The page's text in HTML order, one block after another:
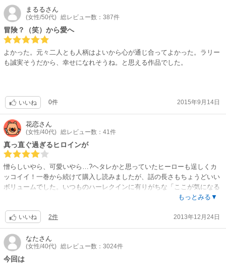
れる過程が楽しい。 ことごとく好みが二人は重ならないが、二人で過ごす
時間が、二人にとってどんどん幸せの時間となっていったこと、そのため
に、数々の不可解な事件があることが二人の協力・結束に結び付いてい
く。 屋敷、宿屋、使用人雇入れ替え等々前向きに取り組むヒロインと、チ
ャランポランに見えながら、そのチャランポランが、無駄にはなってない
彼。結婚で身を固めるというのはまさしくこういうことだろう。
た。
邦題、なんとかならないのだろうか。
まるるさん
(女性/50代) 総レビュー数：387件
冒険？（笑）から愛へ
よかった。元々二人とも人柄はよいから心が通じ合ってよかった。ラリー
も誠実そうだから、幸せになれそうね。と思える作品でした。
いいね 0件 2015年9月14日
花恋さん
(女性/40代) 総レビュー数：41件
真っ直ぐ過ぎるヒロインが
憎らしいやら、可愛いやら…?ヘタレかと思っていたヒーローも逞しくカ
ッコイイ！一巻から続けて購入し読みましたが、話の長さもちょうどいい
ボリュームでした。いつものハーレクインに有りがちな「ここが気になる
のに、早足で終わりまで突っ走り過ぎじゃない？」というのもありません
もっとみる▼
いいね 2件 2013年12月24日
なたさん
(女性/40代) 総レビュー数：3024件
今回は